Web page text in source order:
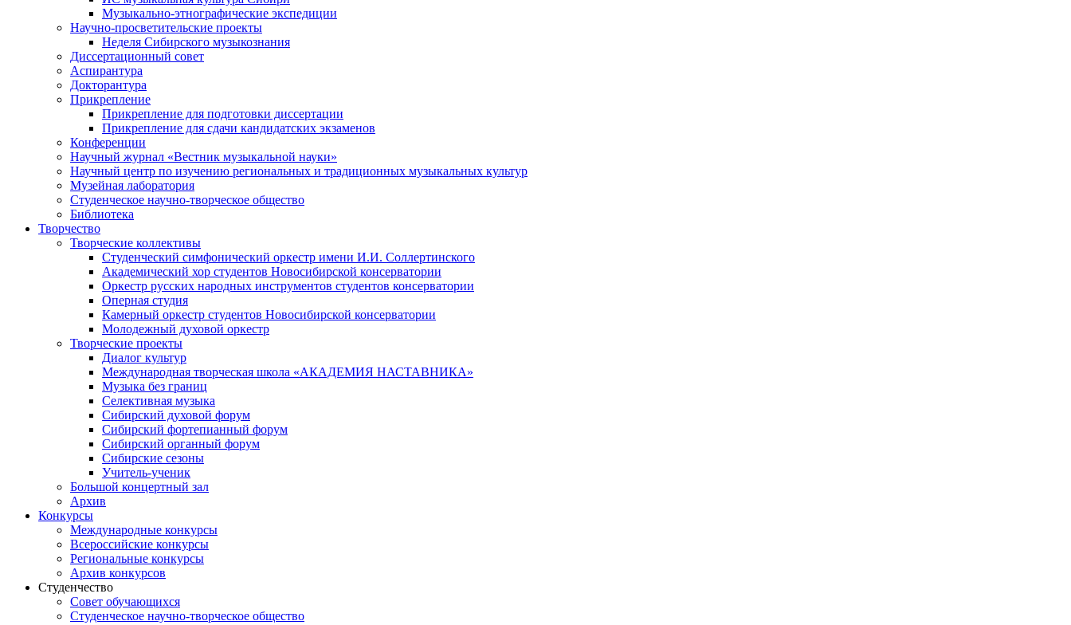
Музыкально-этнографические экспедиции
Научно-просветительские проекты
Неделя Сибирского музыкознания
Диссертационный совет
Аспирантура
Докторантура
Прикрепление
Прикрепление для подготовки диссертации
Прикрепление для сдачи кандидатских экзаменов
Конференции
Научный журнал «Вестник музыкальной науки»
Научный центр по изучению региональных и традиционных музыкальных культур
Музейная лаборатория
Студенческое научно-творческое общество
Библиотека
Творчество
Творческие коллективы
Студенческий симфонический оркестр имени И.И. Соллертинского
Академический хор студентов Новосибирской консерватории
Оркестр русских народных инструментов студентов консерватории
Оперная студия
Камерный оркестр студентов Новосибирской консерватории
Молодежный духовой оркестр
Творческие проекты
Диалог культур
Международная творческая школа «АКАДЕМИЯ НАСТАВНИКА»
Музыка без границ
Селективная музыка
Сибирский духовой форум
Сибирский фортепианный форум
Сибирский органный форум
Сибирские сезоны
Учитель-ученик
Большой концертный зал
Архив
Конкурсы
Международные конкурсы
Всероссийские конкурсы
Региональные конкурсы
Архив конкурсов
Студенчество
Совет обучающихся
Студенческое научно-творческое общество